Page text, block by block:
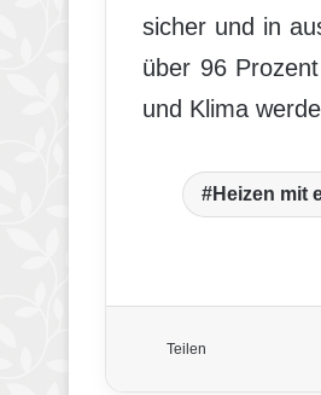
sicher und in
über 96
und Klima
Heizen mit
Teilen